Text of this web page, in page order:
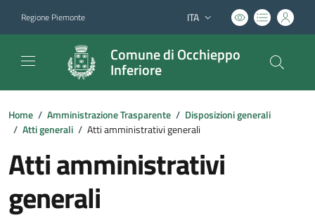
Regione Piemonte Lingua attiva:
ITA
Comune di Occhieppo
Inferiore
Home / Amministrazione Trasparente / Disposizioni generali
/ Atti generali / Atti amministrativi generali
Atti amministrativi
generali